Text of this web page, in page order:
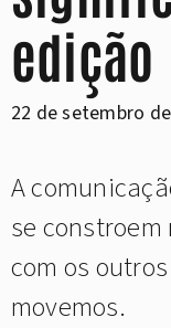
edição
22 de setembro
A
se
com os
movemos.